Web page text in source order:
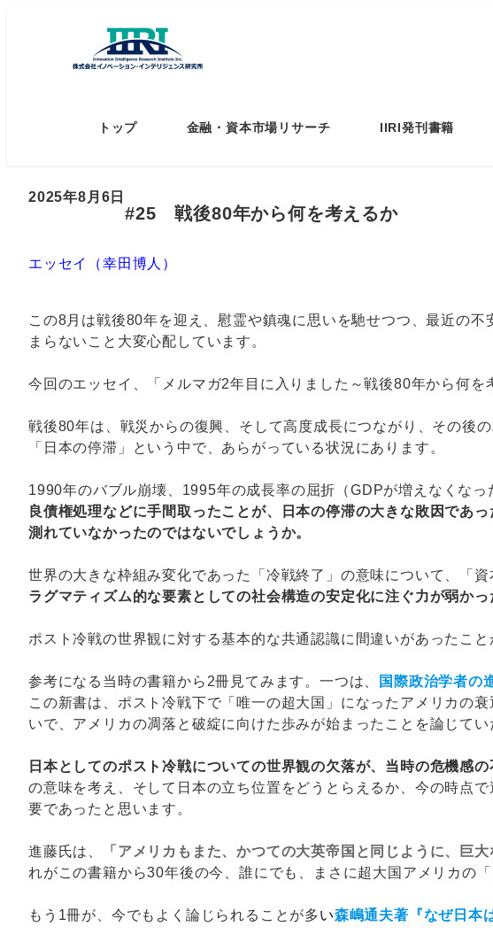
トップ 金融・資本市場リサーチ IIRI発刊書籍
2025年8月6日
#25 戦後80年から何を考えるか
エッセイ（幸田博人）
この8月は戦後80年を迎え、慰霊や鎮魂に思いを馳せつつ、最近の
まらないこと大変心配しています。
今回のエッセイ、「メルマガ2年目に入りました～戦後80年から何を
戦後80年は、戦災からの復興、そして高度成長につながり、その後
「日本の停滞」という中で、あらがっている状況にあります。
1990年のバブル崩壊、1995年の成長率の屈折（GDPが増えなくな
良債権処理などに手間取ったことが、日本の停滞の大きな敗因であ
測れていなかったのではないでしょうか。
世界の大きな枠組み変化であった「冷戦終了」の意味について、「
ラグマティズム的な要素としての社会構造の安定化に注ぐ力が弱か
ポスト冷戦の世界観に対する基本的な共通認識に間違いがあったこ
参考になる当時の書籍から2冊見てみます。一つは、 国際政治学者の
この新書は、ポスト冷戦下で「唯一の超大国」になったアメリカの
いで、アメリカの凋落と破綻に向けた歩みが始まったことを論じてい
日本としてのポスト冷戦についての世界観の欠落が、当時の危機感
の意味を考え、そして日本の立ち位置をどうとらえるか、今の時点
要であったと思います。
進藤氏は、 「アメリカもまた、かつての大英帝国と同じように、巨
れがこの書籍から30年後の今、誰にでも、まさに超大国アメリカの
もう1冊が、今でもよく論じられることが多い森嶋通夫著『なぜ日本